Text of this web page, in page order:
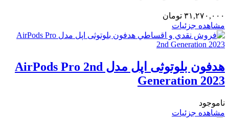
۳۱,۲۷۰,۰۰۰ تومان
مشاهده جزئیات
هدفون بلوتوثی اپل مدل AirPods Pro 2nd
Generation 2023
ناموجود
مشاهده جزئیات